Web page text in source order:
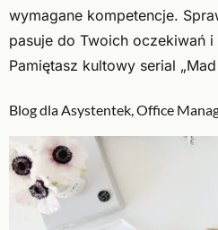
wymagane kompetencje.
pasuje do Twoich oczekiwań
Pamiętasz kultowy serial
Blog dla Asystentek, Office